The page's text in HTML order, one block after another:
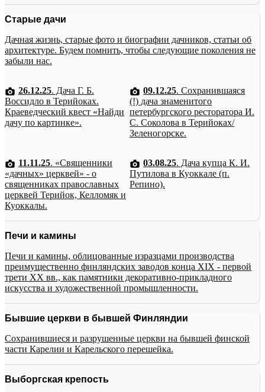
Старые дачи
Дачная жизнь, старые фото и биографии дачников, статьи об
архитектуре. Будем помнить, чтобы следующие поколения не
забыли нас.
26.12.25. Дача Г. Б.
Воссидло в Терийоках.
Краеведческий квест «Найди
дачу по картинке».
09.12.25. Сохранившаяся
(!) дача знаменитого
петербургского ресторатора И.
С. Соколова в Терийоках/
Зеленогорске.
11.11.25. «Священники
«дачных» церквей» - о
священниках православных
церквей Терийок, Келломяк и
Куоккалы.
03.08.25. Дача купца К. И.
Путилова в Куоккале (п.
Репино).
Печи и камины
Печи и камины, облицованные изразцами производства
преимущественно финляндских заводов конца XIX - первой
трети XX вв., как памятники декоративно-прикладного
искусства и художественной промышленности.
Бывшие церкви в бывшей Финляндии
Сохранившиеся и разрушенные церкви на бывшей финской
части Карелии и Карельского перешейка.
Выборгская крепость